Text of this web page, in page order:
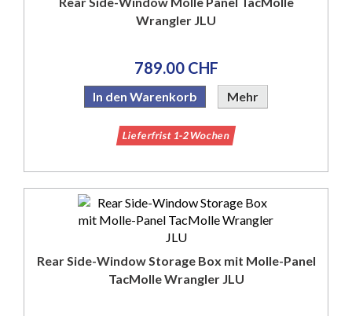
Wrangler JLU
789.00 CHF
In den Warenkorb Mehr
Lieferfrist 1-2 Wochen
Rear Side-Window Storage Box mit Molle-Panel
TacMolle Wrangler JLU